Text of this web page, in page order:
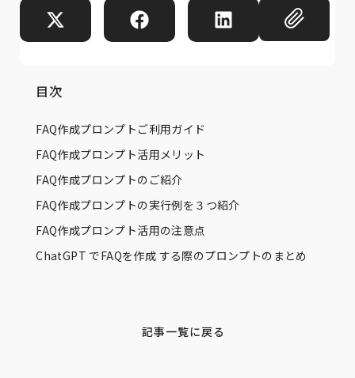
目次
FAQ作成プロンプトご利用ガイド
FAQ作成プロンプト活用メリット
FAQ作成プロンプトのご紹介
FAQ作成プロンプトの実行例を３つ紹介
FAQ作成プロンプト活用の注意点
ChatGPT でFAQを作成 する際のプロンプトのまとめ
記事一覧に戻る